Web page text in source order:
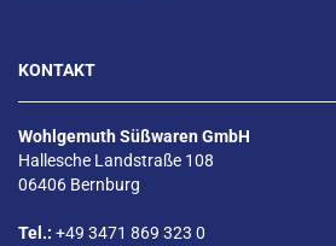
KONTAKT
Wohlgemuth Süßwaren GmbH
Hallesche Landstraße 108
06406 Bernburg
Tel.: +49 3471 869 323 0